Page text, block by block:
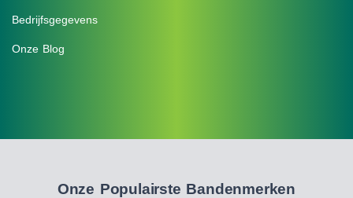
Bedrijfsgegevens
Onze Blog
Onze Populairste Bandenmerken